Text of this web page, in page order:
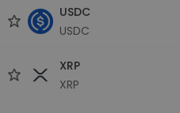
USDC
USDC
XRP
XRP